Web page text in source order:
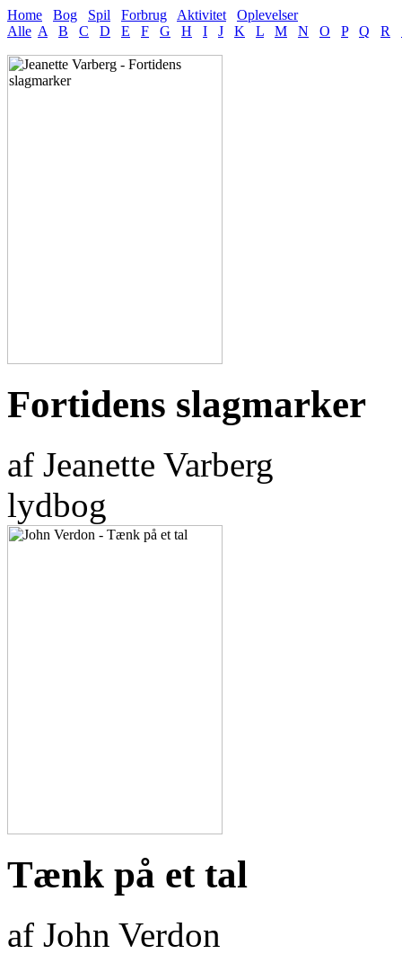
Home Bog Spil Forbrug Aktivitet
Oplevelser
Alle A B C D E F G H I J K L M N O P Q R
Fortidens slagmarker
af Jeanette Varberg
lydbog
Tænk på et tal
af John Verdon